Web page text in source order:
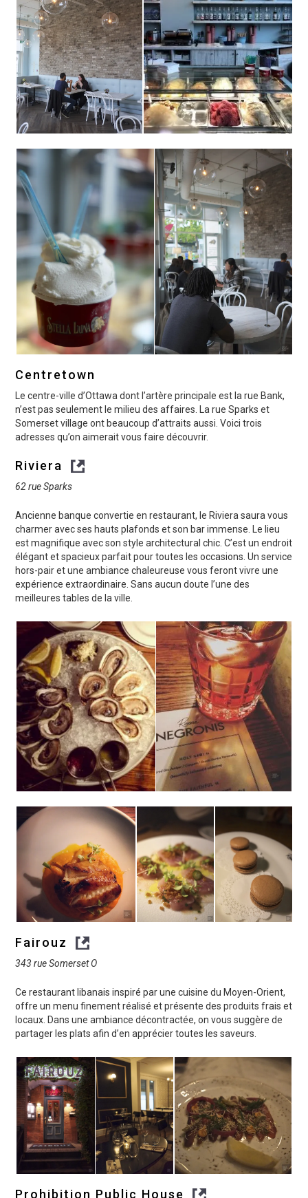
Centretown
Le centre-ville d’Ottawa dont l’artère principale est la rue Bank,
n’est pas seulement le milieu des affaires. La rue Sparks et
Somerset village ont beaucoup d’attraits aussi. Voici trois
adresses qu’on aimerait vous faire découvrir.
Riviera
62 rue Sparks
Ancienne banque convertie en restaurant, le Riviera saura vous
charmer avec ses hauts plafonds et son bar immense. Le lieu
est magnifique avec son style architectural chic. C’est un endroit
élégant et spacieux parfait pour toutes les occasions. Un service
hors-pair et une ambiance chaleureuse vous feront vivre une
expérience extraordinaire. Sans aucun doute l’une des
meilleures tables de la ville.
Fairouz
343 rue Somerset O
Ce restaurant libanais inspiré par une cuisine du Moyen-Orient,
offre un menu finement réalisé et présente des produits frais et
locaux. Dans une ambiance décontractée, on vous suggère de
partager les plats afin d’en apprécier toutes les saveurs.
Prohibition Public House